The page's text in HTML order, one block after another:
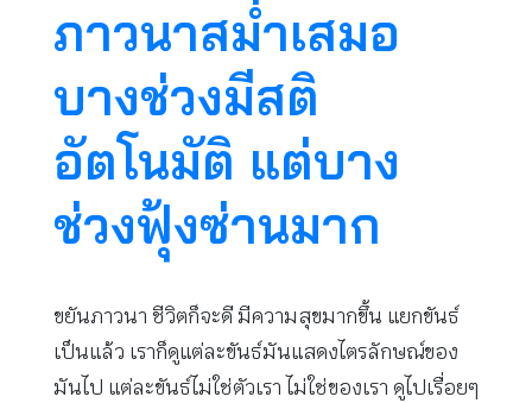
ภาวนาสม่ำเสมอ
บางช่วงมีสติ
อัตโนมัติ แต่บาง
ช่วงฟุ้งซ่านมาก
ขยันภาวนา ชีวิตก็จะดี มีความสุขมากขึ้น แยกขันธ์
เป็นแล้ว เราก็ดูแต่ละขันธ์มันแสดงไตรลักษณ์ของ
มันไป แต่ละขันธ์ไม่ใช่ตัวเรา ไม่ใช่ของเรา ดูไปเรื่อยๆ